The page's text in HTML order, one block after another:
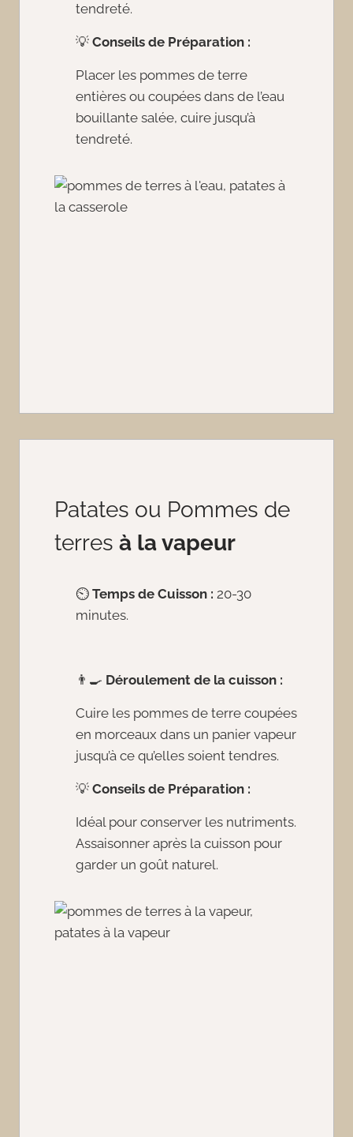
tendreté.
💡 Conseils de Préparation :
Placer les pommes de terre
entières ou coupées dans de l’eau
bouillante salée, cuire jusqu’à
tendreté.
Patates ou Pommes de
terres à la vapeur
⏲️ Temps de Cuisson : 20-30
minutes.
👨‍🍳 Déroulement de la cuisson :
Cuire les pommes de terre coupées
en morceaux dans un panier vapeur
jusqu’à ce qu’elles soient tendres.
💡 Conseils de Préparation :
Idéal pour conserver les nutriments.
Assaisonner après la cuisson pour
garder un goût naturel.